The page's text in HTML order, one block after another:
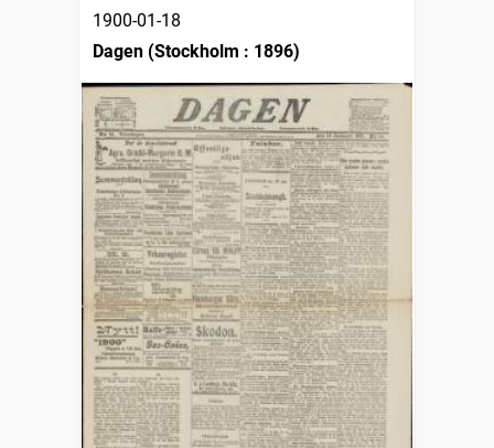
1900-01-18
Dagen (Stockholm : 1896)